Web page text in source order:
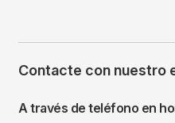
Contacte con nuestro
A través de teléfono en